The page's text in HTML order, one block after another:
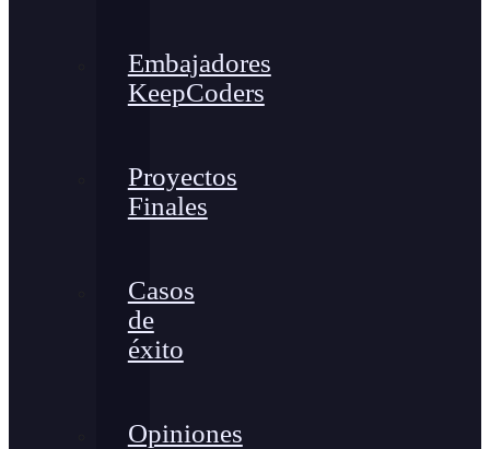
Embajadores
KeepCoders
Proyectos
Finales
Casos
de
éxito
Opiniones